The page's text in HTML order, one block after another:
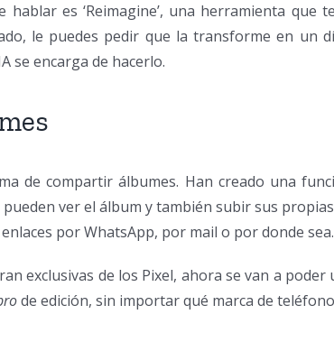
es ‘Reimagine’, una herramienta
le puedes pedir que la transforme en un
se encarga de hacerlo.
de compartir álbumes. Han creado una
ver el álbum y también subir sus
por WhatsApp, por mail o por donde sea.
exclusivas de los Pixel, ahora se van a
de edición, sin importar qué marca de